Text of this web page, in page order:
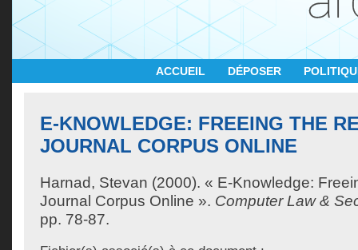
ACCUEIL DÉPOSER
E-KNOWLEDGE: FREEING THE
JOURNAL CORPUS ONLINE
Harnad, Stevan (2000). « E-Knowledge:
Journal Corpus Online ». Computer Law &
pp. 78-87.